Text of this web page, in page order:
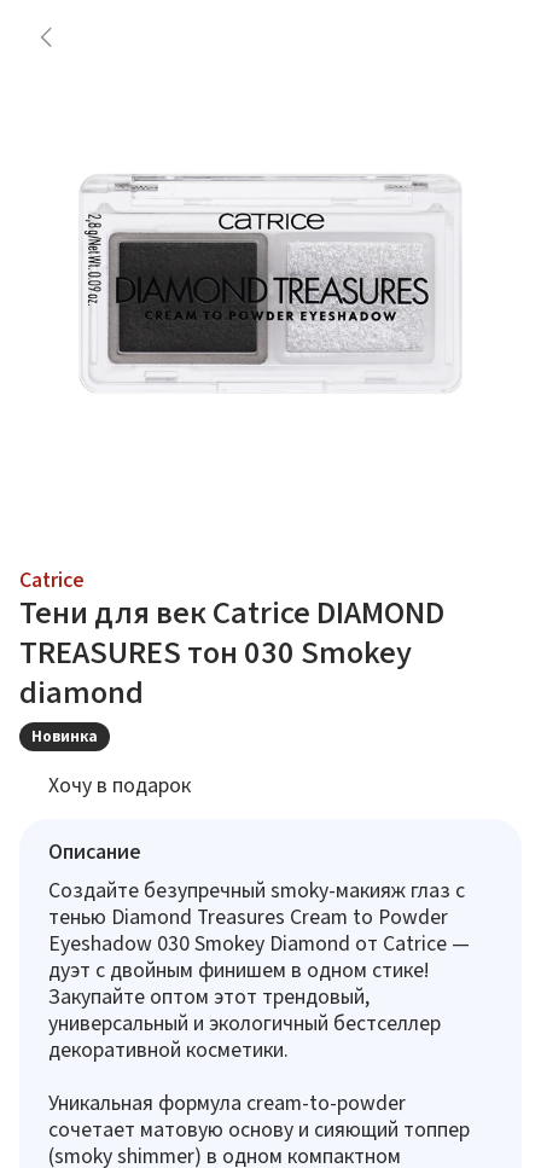
Catrice
Тени для век Catrice DIAMOND
TREASURES тон 030 Smokey
diamond
Новинка
Хочу в подарок
Описание
Создайте безупречный smoky-макияж глаз с
тенью Diamond Treasures Cream to Powder
Eyeshadow 030 Smokey Diamond от Catrice —
дуэт с двойным финишем в одном стике!
Закупайте оптом этот трендовый,
универсальный и экологичный бестселлер
декоративной косметики.
Уникальная формула cream-to-powder
сочетает матовую основу и сияющий топпер
(smoky shimmer) в одном компактном